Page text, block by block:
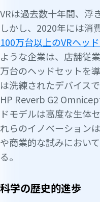
VRは過去数十年間、浮
しかし、2020年には消
100万台以上のVRヘッ
ような企業は、店舗従
万台のヘッドセットを
は洗練されたデバイス
HP Reverb G2
ドモデルは高度な生体
れらのイノベーション
や商業的な試みにおい
る。
科学の歴史的進歩